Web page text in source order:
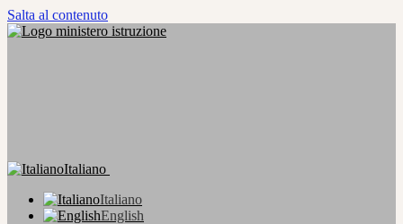
Salta al contenuto
Italiano
Italiano
English